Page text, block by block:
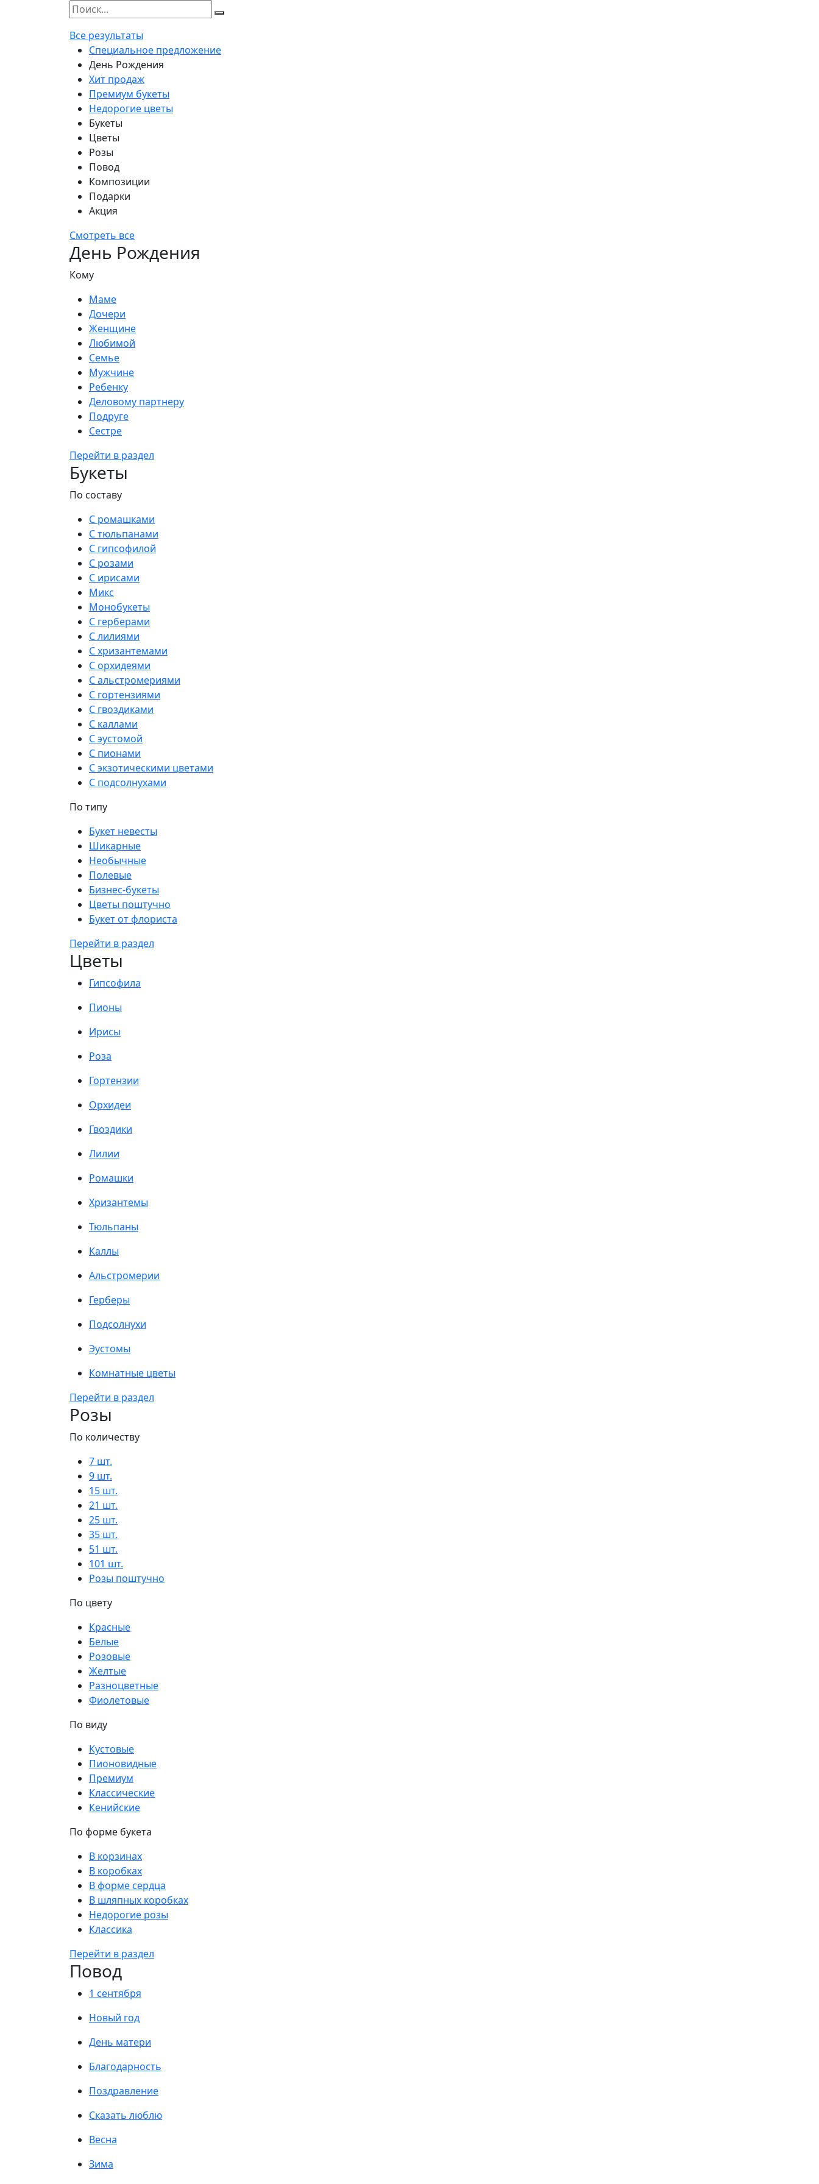
Все результаты
Специальное предложение
День Рождения
Хит продаж
Премиум букеты
Недорогие цветы
Букеты
Цветы
Розы
Повод
Композиции
Подарки
Акция
Смотреть все
День Рождения
Кому
Маме
Дочери
Женщине
Любимой
Семье
Мужчине
Ребенку
Деловому партнеру
Подруге
Сестре
Перейти в раздел
Букеты
По составу
С ромашками
С тюльпанами
С гипсофилой
С розами
С ирисами
Микс
Монобукеты
С герберами
С лилиями
С хризантемами
С орхидеями
С альстромериями
С гортензиями
С гвоздиками
С каллами
С эустомой
С пионами
С экзотическими цветами
С подсолнухами
По типу
Букет невесты
Шикарные
Необычные
Полевые
Бизнес-букеты
Цветы поштучно
Букет от флориста
Перейти в раздел
Цветы
Гипсофила
Пионы
Ирисы
Роза
Гортензии
Орхидеи
Гвоздики
Лилии
Ромашки
Хризантемы
Тюльпаны
Каллы
Альстромерии
Герберы
Подсолнухи
Эустомы
Комнатные цветы
Перейти в раздел
Розы
По количеству
7 шт.
9 шт.
15 шт.
21 шт.
25 шт.
35 шт.
51 шт.
101 шт.
Розы поштучно
По цвету
Красные
Белые
Розовые
Желтые
Разноцветные
Фиолетовые
По виду
Кустовые
Пионовидные
Премиум
Классические
Кенийские
По форме букета
В корзинах
В коробках
В форме сердца
В шляпных коробках
Недорогие розы
Классика
Перейти в раздел
Повод
1 сентября
Новый год
День матери
Благодарность
Поздравление
Сказать люблю
Весна
Зима